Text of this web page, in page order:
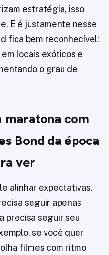
estratégia, isso
E é justamente nesse
fica bem reconhecível:
locais exóticos e
o grau de
maratona com
Bond da época
ver
alinhar expectativas.
seguir apenas
precisa seguir seu
se você quer
filmes com ritmo